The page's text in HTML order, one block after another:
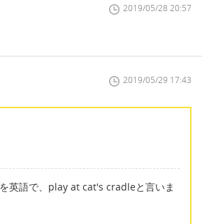
2019/05/28 20:57
2019/05/29 17:43
を英語で、play at cat's cradleと言いま